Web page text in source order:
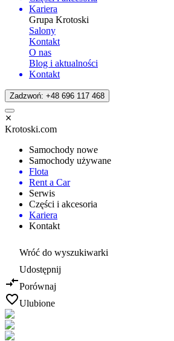
Kariera
Grupa Krotoski
Salony
Kontakt
O nas
Blog i aktualności
Kontakt
Zadzwoń: +48 696 117 468
Krotoski.com
Samochody nowe
Samochody używane
Flota
Rent a Car
Serwis
Części i akcesoria
Kariera
Kontakt
Wróć do wyszukiwarki
Udostępnij
Porównaj
Ulubione